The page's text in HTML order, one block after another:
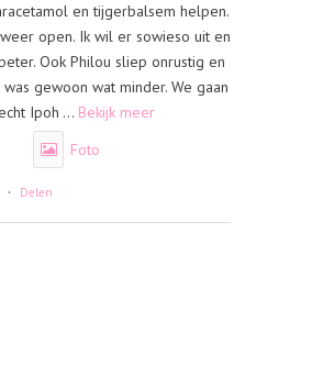
en tijgerbalsem helpen.
open. Ik wil er sowieso uit en
Ook Philou sliep onrustig en
gewoon wat minder. We gaan
Ipoh ... Bekijk meer
Foto
· Delen